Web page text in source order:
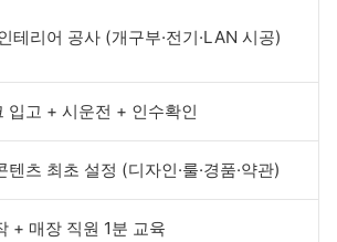
테리어 공사 (개구부·전기·LAN 시공)
입고 + 시운전 + 인수확인
텐츠 최초 설정 (디자인·룰·경품·약관)
+ 매장 직원 1분 교육